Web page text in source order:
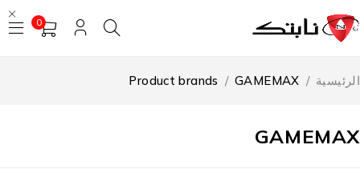
0
/
Product brands / GAMEMAX